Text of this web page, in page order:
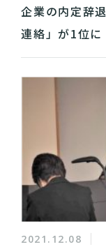
企業の内定辞
連絡」が1位に
2021.12.08